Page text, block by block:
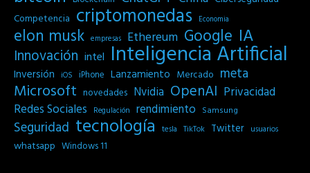
Competencia criptomonedas Economia
elon musk empresas Ethereum Google IA
Innovación intel Inteligencia Artificial
Inversión iOS iPhone Lanzamiento Mercado meta
Microsoft novedades Nvidia OpenAI Privacidad
Redes Sociales
Regulación rendimiento Samsung
Seguridad tecnología tesla TikTok Twitter usuarios
whatsapp Windows 11